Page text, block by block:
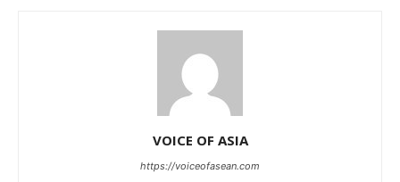
VOICE OF ASIA
https://voiceofasean.com